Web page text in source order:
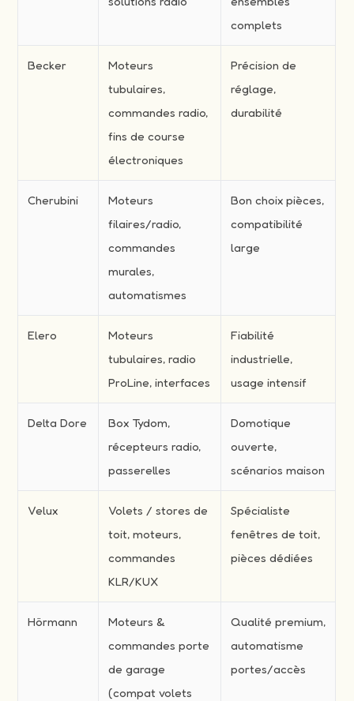
complets
Becker
Moteurs
tubulaires,
commandes radio,
fins de course
électroniques
Précision de
réglage,
durabilité
Cherubini
Moteurs
filaires/radio,
commandes
murales,
automatismes
Bon choix pièces,
compatibilité
large
Elero
Moteurs
tubulaires, radio
ProLine, interfaces
Fiabilité
industrielle,
usage intensif
Delta Dore
Box Tydom,
récepteurs radio,
passerelles
Domotique
ouverte,
scénarios maison
Velux
Volets / stores de
toit, moteurs,
commandes
KLR/KUX
Spécialiste
fenêtres de toit,
pièces dédiées
Hörmann
Moteurs &
commandes porte
de garage
(compat volets
Qualité premium,
automatisme
portes/accès